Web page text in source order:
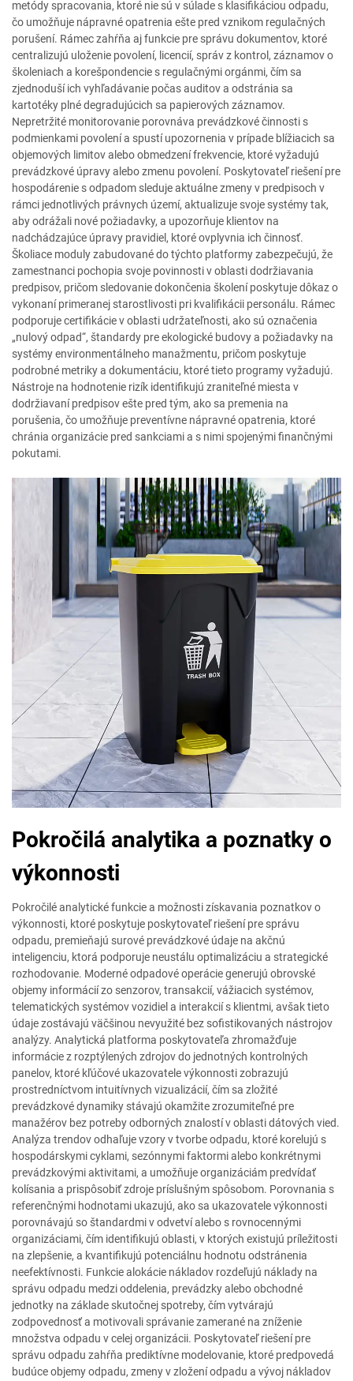
metódy spracovania, ktoré nie sú v súlade s klasifikáciou odpadu,
čo umožňuje nápravné opatrenia ešte pred vznikom regulačných
porušení. Rámec zahŕňa aj funkcie pre správu dokumentov, ktoré
centralizujú uloženie povolení, licencií, správ z kontrol, záznamov o
školeniach a korešpondencie s regulačnými orgánmi, čím sa
zjednoduší ich vyhľadávanie počas auditov a odstránia sa
kartotéky plné degradujúcich sa papierových záznamov.
Nepretržité monitorovanie porovnáva prevádzkové činnosti s
podmienkami povolení a spustí upozornenia v prípade blížiacich sa
objemových limitov alebo obmedzení frekvencie, ktoré vyžadujú
prevádzkové úpravy alebo zmenu povolení. Poskytovateľ riešení pre
hospodárenie s odpadom sleduje aktuálne zmeny v predpisoch v
rámci jednotlivých právnych území, aktualizuje svoje systémy tak,
aby odrážali nové požiadavky, a upozorňuje klientov na
nadchádzajúce úpravy pravidiel, ktoré ovplyvnia ich činnosť.
Školiace moduly zabudované do týchto platformy zabezpečujú, že
zamestnanci pochopia svoje povinnosti v oblasti dodržiavania
predpisov, pričom sledovanie dokončenia školení poskytuje dôkaz o
vykonaní primeranej starostlivosti pri kvalifikácii personálu. Rámec
podporuje certifikácie v oblasti udržateľnosti, ako sú označenia
„nulový odpad“, štandardy pre ekologické budovy a požiadavky na
systémy environmentálneho manažmentu, pričom poskytuje
podrobné metriky a dokumentáciu, ktoré tieto programy vyžadujú.
Nástroje na hodnotenie rizík identifikujú zraniteľné miesta v
dodržiavaní predpisov ešte pred tým, ako sa premenia na
porušenia, čo umožňuje preventívne nápravné opatrenia, ktoré
chránia organizácie pred sankciami a s nimi spojenými finančnými
pokutami.
Pokročilá analytika a poznatky o
výkonnosti
Pokročilé analytické funkcie a možnosti získavania poznatkov o
výkonnosti, ktoré poskytuje poskytovateľ riešení pre správu
odpadu, premieňajú surové prevádzkové údaje na akčnú
inteligenciu, ktorá podporuje neustálu optimalizáciu a strategické
rozhodovanie. Moderné odpadové operácie generujú obrovské
objemy informácií zo senzorov, transakcií, vážiacich systémov,
telematických systémov vozidiel a interakcií s klientmi, avšak tieto
údaje zostávajú väčšinou nevyužité bez sofistikovaných nástrojov
analýzy. Analytická platforma poskytovateľa zhromažďuje
informácie z rozptýlených zdrojov do jednotných kontrolných
panelov, ktoré kľúčové ukazovatele výkonnosti zobrazujú
prostredníctvom intuitívnych vizualizácií, čím sa zložité
prevádzkové dynamiky stávajú okamžite zrozumiteľné pre
manažérov bez potreby odborných znalostí v oblasti dátových vied.
Analýza trendov odhaľuje vzory v tvorbe odpadu, ktoré korelujú s
hospodárskymi cyklami, sezónnymi faktormi alebo konkrétnymi
prevádzkovými aktivitami, a umožňuje organizáciám predvídať
kolísania a prispôsobiť zdroje príslušným spôsobom. Porovnania s
referenčnými hodnotami ukazujú, ako sa ukazovatele výkonnosti
porovnávajú so štandardmi v odvetví alebo s rovnocennými
organizáciami, čím identifikujú oblasti, v ktorých existujú príležitosti
na zlepšenie, a kvantifikujú potenciálnu hodnotu odstránenia
neefektívnosti. Funkcie alokácie nákladov rozdeľujú náklady na
správu odpadu medzi oddelenia, prevádzky alebo obchodné
jednotky na základe skutočnej spotreby, čím vytvárajú
zodpovednosť a motivovali správanie zamerané na zníženie
množstva odpadu v celej organizácii. Poskytovateľ riešení pre
správu odpadu zahŕňa prediktívne modelovanie, ktoré predpovedá
budúce objemy odpadu, zmeny v zložení odpadu a vývoj nákladov